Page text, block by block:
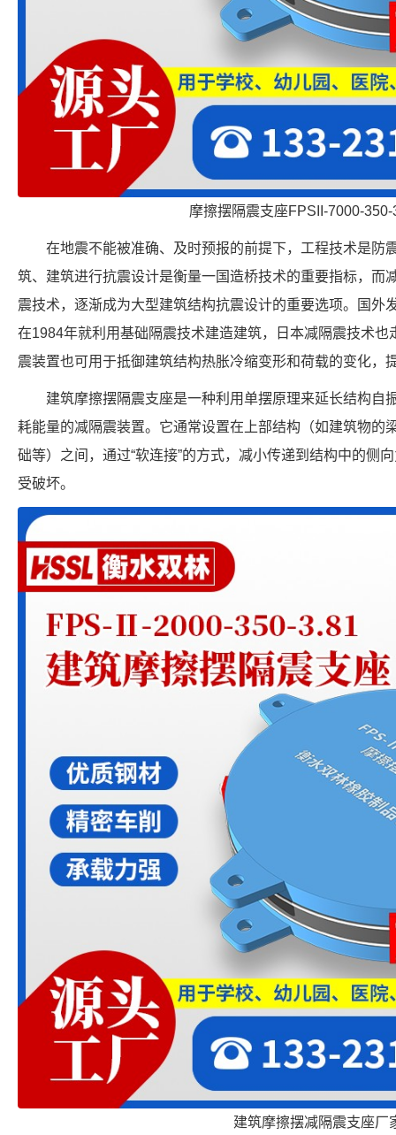
摩擦摆隔震支座FPSII-7000-350-
在地震不能被准确、及时预报的前提下，工程技术是防
筑、建筑进行抗震设计是衡量一国造桥技术的重要指标，而
震技术，逐渐成为大型建筑结构抗震设计的重要选项。国外
在1984年就利用基础隔震技术建造建筑，日本减隔震技术
震装置也可用于抵御建筑结构热胀冷缩变形和荷载的变化，
建筑摩擦摆隔震支座是一种利用单摆原理来延长结构自
耗能量的减隔震装置。它通常设置在上部结构（如建筑物的
础等）之间，通过“软连接”的方式，减小传递到结构中的侧
受破坏。
建筑摩擦摆减隔震支座厂